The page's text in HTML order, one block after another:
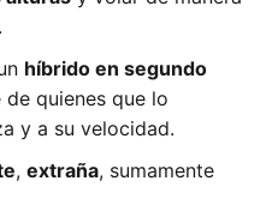
híbrido en segundo
quienes que lo
y a su velocidad.
, extraña, sumamente